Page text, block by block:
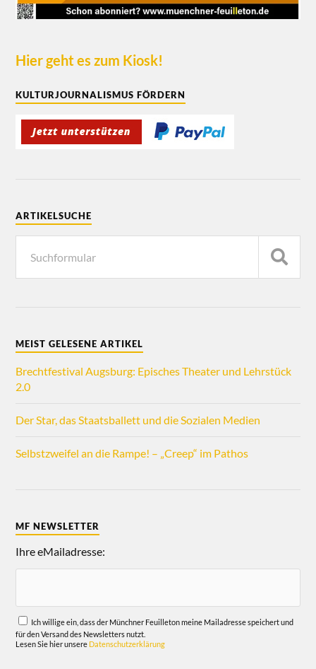
Hier geht es zum Kiosk!
KULTURJOURNALISMUS FÖRDERN
ARTIKELSUCHE
MEIST GELESENE ARTIKEL
Brechtfestival Augsburg: Episches Theater und Lehrstück
2.0
Der Star, das Staatsballett und die Sozialen Medien
Selbstzweifel an die Rampe! – „Creep“ im Pathos
MF NEWSLETTER
Ihre eMailadresse:
Ich willige ein, dass der Münchner Feuilleton meine Mailadresse speichert und
für den Versand des Newsletters nutzt.
Lesen Sie hier unsere Datenschutzerklärung